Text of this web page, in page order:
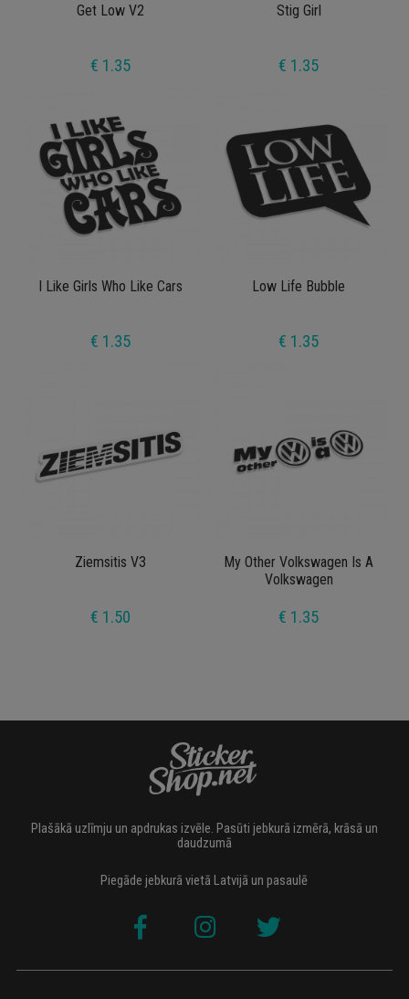
Get Low V2
€ 1.35
Stig Girl
€ 1.35
I Like Girls Who Like Cars
€ 1.35
Low Life Bubble
€ 1.35
Ziemsitis V3
€ 1.50
My Other Volkswagen Is A
Volkswagen
€ 1.35
Plašākā uzlīmju un apdrukas izvēle. Pasūti jebkurā izmērā, krāsā un
daudzumā
Piegāde jebkurā vietā Latvijā un pasaulē